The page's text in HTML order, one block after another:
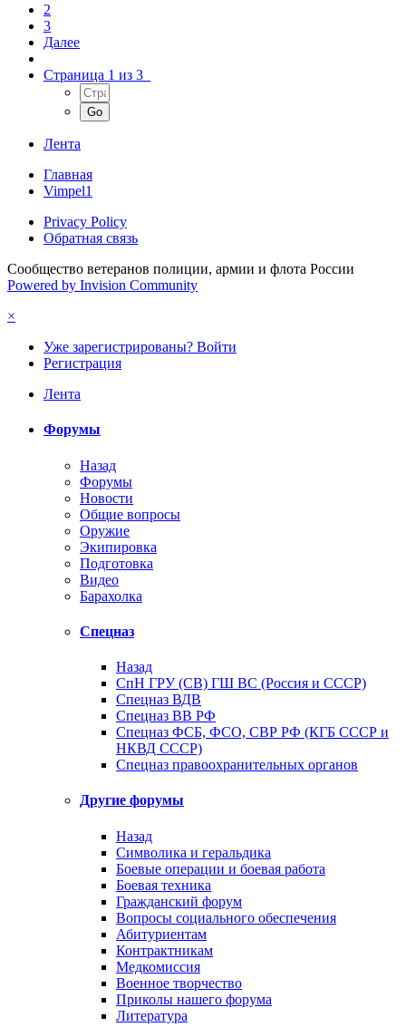
2
3
Далее
Страница 1 из 3
Лента
Главная
Vimpel1
Privacy Policy
Обратная связь
Сообщество ветеранов полиции, армии и флота России
Powered by Invision Community
×
Уже зарегистрированы? Войти
Регистрация
Лента
Форумы
Назад
Форумы
Новости
Общие вопросы
Оружие
Экипировка
Подготовка
Видео
Барахолка
Спецназ
Назад
СпН ГРУ (СВ) ГШ ВС (Россия и СССР)
Спецназ ВДВ
Спецназ ВВ РФ
Спецназ ФСБ, ФСО, СВР РФ (КГБ СССР и
НКВД СССР)
Спецназ правоохранительных органов
Другие форумы
Назад
Символика и геральдика
Боевые операции и боевая работа
Боевая техника
Гражданский форум
Вопросы социального обеспечения
Абитуриентам
Контрактникам
Медкомиссия
Военное творчество
Приколы нашего форума
Литература